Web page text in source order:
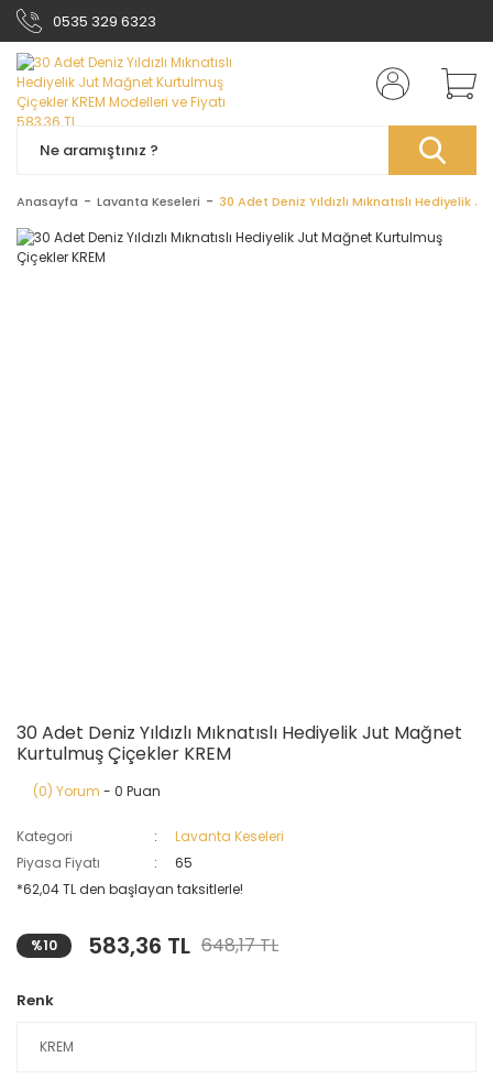
0535 329 6323
Anasayfa Lavanta Keseleri 30 Adet Deniz Yıldızlı Mıknatıslı Hediyelik
30 Adet Deniz Yıldızlı Mıknatıslı Hediyelik Jut Mağnet
Kurtulmuş Çiçekler KREM
(0) Yorum - 0 Puan
Kategori
Lavanta Keseleri
Piyasa Fiyatı
65
*62,04 TL den başlayan taksitlerle!
%10 583,36 TL 648,17 TL
Renk